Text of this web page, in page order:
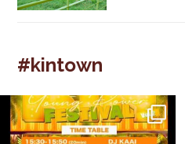
#kintown